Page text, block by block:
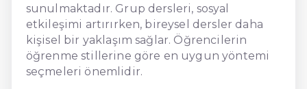
sunulmaktadır. Grup dersleri, sosyal
etkileşimi artırırken, bireysel dersler daha
kişisel bir yaklaşım sağlar. Öğrencilerin
öğrenme stillerine göre en uygun yöntemi
seçmeleri önemlidir.